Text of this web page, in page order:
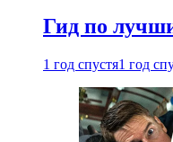
Гид по
1 год спустя1 год